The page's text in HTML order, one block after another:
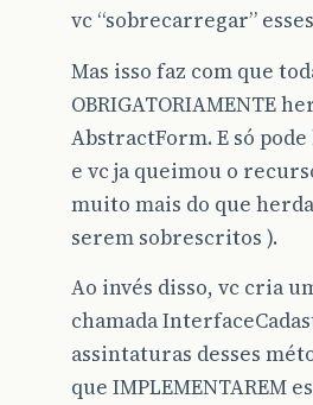
vc “sobrecarregar”
Mas isso faz com que
OBRIGATORIAMENTE
AbstractForm. E só
e vc ja queimou o
muito mais do que
serem sobrescritos ).
Ao invés disso, vc cria
chamada
assintaturas desses
que IMPLEMENTAREM